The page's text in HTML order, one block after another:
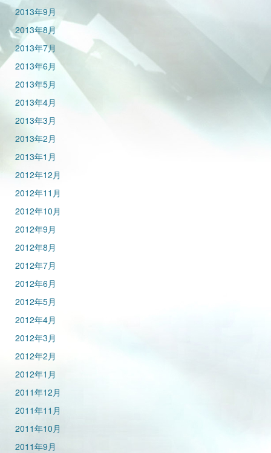
2013年9月
2013年8月
2013年7月
2013年6月
2013年5月
2013年4月
2013年3月
2013年2月
2013年1月
2012年12月
2012年11月
2012年10月
2012年9月
2012年8月
2012年7月
2012年6月
2012年5月
2012年4月
2012年3月
2012年2月
2012年1月
2011年12月
2011年11月
2011年10月
2011年9月